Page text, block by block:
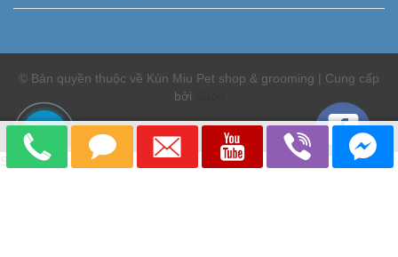
© Bản quyền thuộc về Kún Miu Pet shop & grooming | Cung cấp
bởi
So sánh